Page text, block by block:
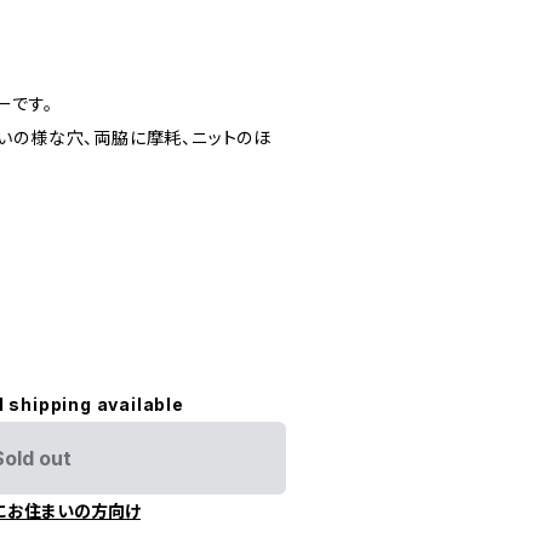
す。
様な穴、両脇に摩耗、ニットのほ
shipping available
out
お住まいの方向け